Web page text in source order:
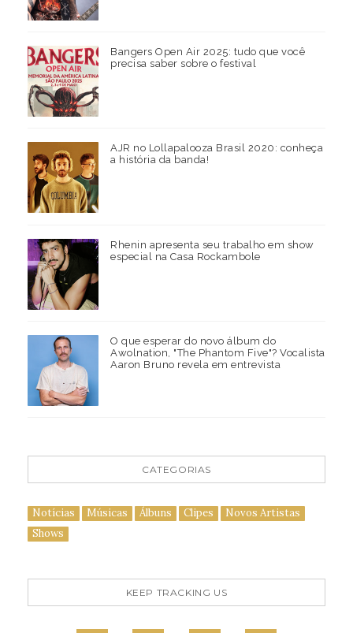
Bangers Open Air 2025: tudo que você
precisa saber sobre o festival
AJR no Lollapalooza Brasil 2020: conheça
a história da banda!
Rhenin apresenta seu trabalho em show
especial na Casa Rockambole
O que esperar do novo álbum do
Awolnation, "The Phantom Five"? Vocalista
Aaron Bruno revela em entrevista
CATEGORIAS
Notícias Músicas Álbuns Clipes
Novos Artistas
Shows
KEEP TRACKING US